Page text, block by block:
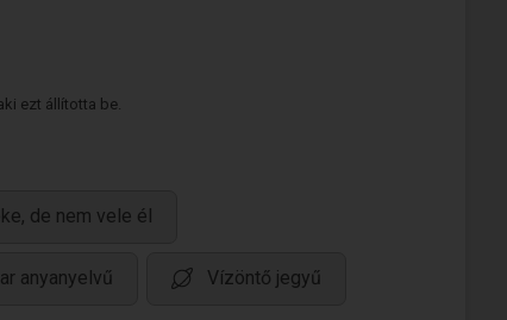
ezt állította be.
de nem vele él
anyanyelvű Vízöntő jegyű